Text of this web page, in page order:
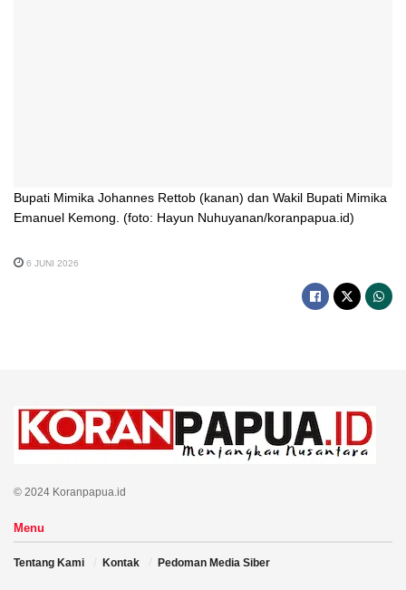
Bupati Mimika Johannes Rettob (kanan) dan Wakil Bupati Mimika
Emanuel Kemong. (foto: Hayun Nuhuyanan/koranpapua.id)
6 JUNI 2026
© 2024 Koranpapua.id
Menu
Tentang Kami Kontak Pedoman Media Siber